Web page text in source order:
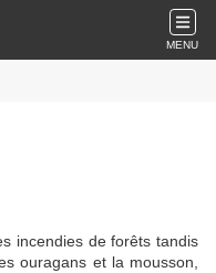
MENU
incendies de forêts tandis
ouragans et la mousson,